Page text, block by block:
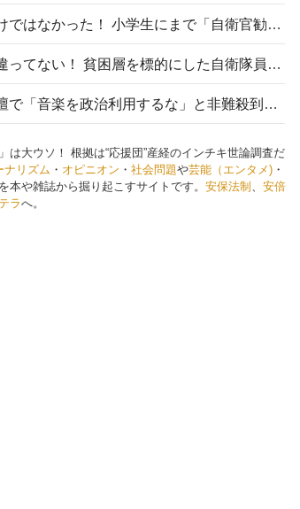
自衛隊リクルートは貧困層狙い撃ちだけではなかった！ 小学生にまで「自衛官勧誘」目的のパンフレット作成
「自衛隊は経済的に厳しい子が」は間違ってない！ 貧困層を標的にした自衛隊員募集、やす子、山上被告も…日本でも進む“経済的徴兵制”
高市首相がミュージックアワードに登壇で「音楽を政治利用するな」と非難殺到！ MAJの国策的本質を批判する声も
大ウソ！ 根拠は“応援団”産経のインチキ世論調査だ
ナリズム ・ オピニオン ・ 社会問題や芸能（エンタメ) ・
本や雑誌から掘り起こすサイトです。 安保法制 、 安倍
ラへ。